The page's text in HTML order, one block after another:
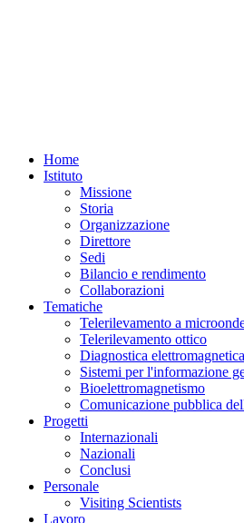
Home
Istituto
Missione
Storia
Organizzazione
Direttore
Sedi
Bilancio e rendimento
Collaborazioni
Tematiche
Telerilevamento a
Telerilevamento ottico
Diagnostica elettromagnetica
Sistemi per l'informazione
Bioelettromagnetismo
Comunicazione pubblica
Progetti
Internazionali
Nazionali
Conclusi
Personale
Visiting Scientists
Lavoro